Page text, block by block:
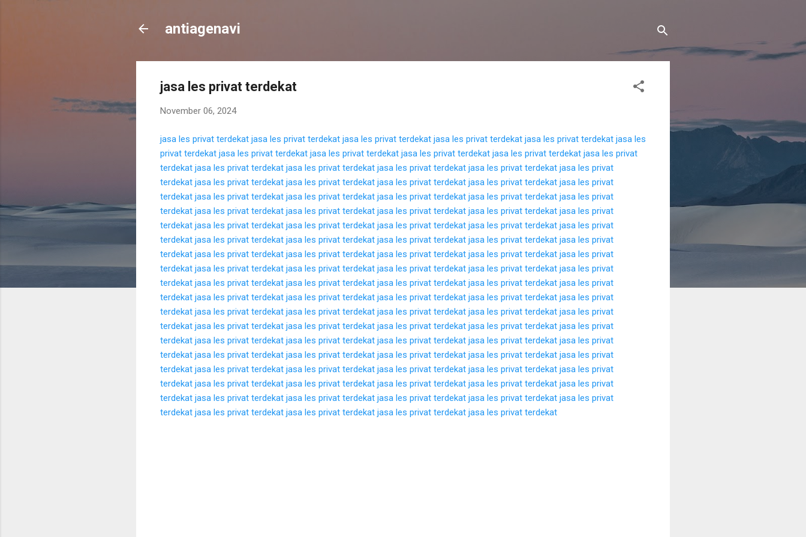
antiagenavi
jasa les privat terdekat
November 06, 2024
jasa les privat terdekat jasa les privat terdekat jasa les privat terdekat jasa les privat terdekat jasa les privat terdekat jasa les
privat terdekat jasa les privat terdekat jasa les privat terdekat jasa les privat terdekat jasa les privat terdekat jasa les privat
terdekat jasa les privat terdekat jasa les privat terdekat jasa les privat terdekat jasa les privat terdekat jasa les privat
terdekat jasa les privat terdekat jasa les privat terdekat jasa les privat terdekat jasa les privat terdekat jasa les privat
terdekat jasa les privat terdekat jasa les privat terdekat jasa les privat terdekat jasa les privat terdekat jasa les privat
terdekat jasa les privat terdekat jasa les privat terdekat jasa les privat terdekat jasa les privat terdekat jasa les privat
terdekat jasa les privat terdekat jasa les privat terdekat jasa les privat terdekat jasa les privat terdekat jasa les privat
terdekat jasa les privat terdekat jasa les privat terdekat jasa les privat terdekat jasa les privat terdekat jasa les privat
terdekat jasa les privat terdekat jasa les privat terdekat jasa les privat terdekat jasa les privat terdekat jasa les privat
terdekat jasa les privat terdekat jasa les privat terdekat jasa les privat terdekat jasa les privat terdekat jasa les privat
terdekat jasa les privat terdekat jasa les privat terdekat jasa les privat terdekat jasa les privat terdekat jasa les privat
terdekat jasa les privat terdekat jasa les privat terdekat jasa les privat terdekat jasa les privat terdekat jasa les privat
terdekat jasa les privat terdekat jasa les privat terdekat jasa les privat terdekat jasa les privat terdekat jasa les privat
terdekat jasa les privat terdekat jasa les privat terdekat jasa les privat terdekat jasa les privat terdekat jasa les privat
terdekat jasa les privat terdekat jasa les privat terdekat jasa les privat terdekat jasa les privat terdekat jasa les privat
terdekat jasa les privat terdekat jasa les privat terdekat jasa les privat terdekat jasa les privat terdekat jasa les privat
terdekat jasa les privat terdekat jasa les privat terdekat jasa les privat terdekat jasa les privat terdekat jasa les privat
terdekat jasa les privat terdekat jasa les privat terdekat jasa les privat terdekat jasa les privat terdekat jasa les privat
terdekat jasa les privat terdekat jasa les privat terdekat jasa les privat terdekat jasa les privat terdekat jasa les privat
terdekat jasa les privat terdekat jasa les privat terdekat jasa les privat terdekat jasa les privat terdekat